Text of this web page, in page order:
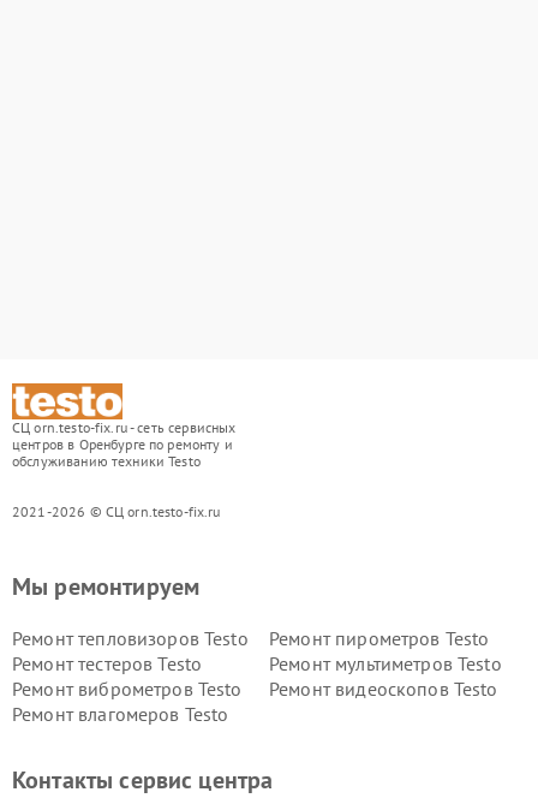
СЦ orn.testo-fix.ru - сеть сервисных
центров в Оренбурге по ремонту и
обслуживанию техники Testo
2021-2026 © СЦ orn.testo-fix.ru
Мы ремонтируем
Ремонт тепловизоров Testo
Ремонт пирометров Testo
Ремонт тестеров Testo
Ремонт мультиметров Testo
Ремонт виброметров Testo
Ремонт видеоскопов Testo
Ремонт влагомеров Testo
Контакты сервис центра